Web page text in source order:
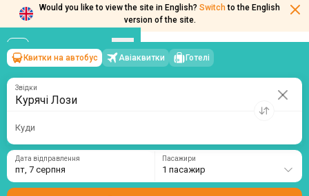
Would you like to view the site in English? Switch to the English
version of the site.
Курячі Лози→
пт, 7 серпня/1 пасажир
Квитки на автобус Авіаквитки Готелі
Звідки
Куди
Дата відправлення
пт, 7 серпня
Пасажири
1 пасажир